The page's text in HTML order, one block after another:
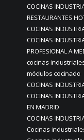
COCINAS
RESTAURANTES
COCINAS
COCINAS
PROFESIONAL A
cocinas
módulos cocinado
COCINAS
COCINAS
EN MADRID
COCINAS
Cocinas